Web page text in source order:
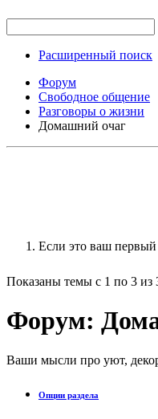
Расширенный поиск
Форум
Свободное общение
Разговоры о жизни
Домашний очаг
Если это ваш первый
Показаны темы с 1 по 3 из
Форум:
Ваши мысли про уют,
Опции раздела